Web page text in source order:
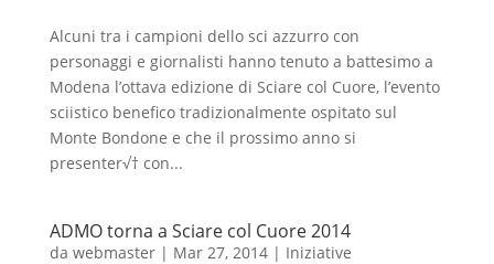
Alcuni tra i campioni dello sci azzurro con
personaggi e giornalisti hanno tenuto a battesimo a
Modena l’ottava edizione di Sciare col Cuore, l’evento
sciistico benefico tradizionalmente ospitato sul
Monte Bondone e che il prossimo anno si
presenter√† con...
ADMO torna a Sciare col Cuore 2014
da webmaster| Mar 27, 2014| Iniziative